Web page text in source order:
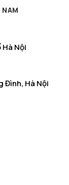
Nội
Đình, Hà Nội